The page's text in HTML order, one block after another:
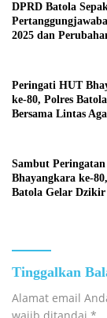
DPRD Batola
2025 dan
Peringati HUT
ke-80, Polres
Bersama Lintas
Sambut
Bhayangkara ke-
Batola Gelar Dzikir
Tinggalkan
Alamat email